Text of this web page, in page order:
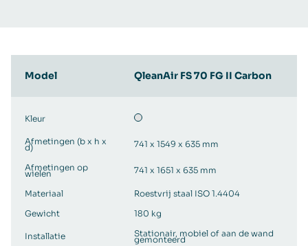
Model QleanAir FS 70 FG II Carbon
Kleur
Afmetingen (b x h x
d) 741 x 1549 x 635 mm
Afmetingen op
wielen 741 x 1651 x 635 mm
Materiaal
Roestvrij staal ISO 1.4404
Gewicht
180 kg
Installatie Stationair, mobiel of aan de wand
gemonteerd